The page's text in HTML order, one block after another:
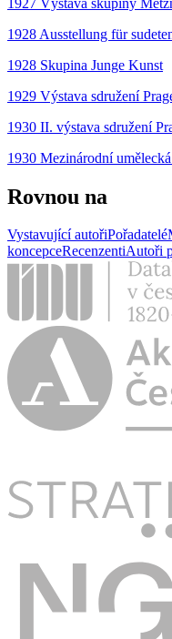
1928 Ausstellung für
1928 Skupina Junge Kunst
1929 Výstava sdružení
1930 II. výstava sdružení
1930 Mezinárodní
Rovnou na
Vystavující autořiPořadatelé
koncepceRecenzentiAutoři